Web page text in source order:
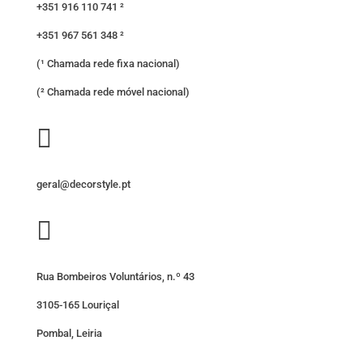
+351 916 110 741 ²
+351 967 561 348 ²
(¹ Chamada rede fixa nacional)
(² Chamada rede móvel nacional)

geral@decorstyle.pt

Rua Bombeiros Voluntários, n.º 43
3105-165 Louriçal
Pombal, Leiria